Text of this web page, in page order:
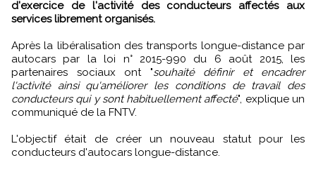
d'exercice de l'activité des conducteurs affectés aux
services librement organisés.
Après la libéralisation des transports longue-distance par
autocars par la loi n° 2015-990 du 6 août 2015, les
partenaires sociaux ont "souhaité définir et encadrer
l'activité ainsi qu'améliorer les conditions de travail des
conducteurs qui y sont habituellement affecté", explique un
communiqué de la FNTV.
L'objectif était de créer un nouveau statut pour les
conducteurs d'autocars longue-distance.